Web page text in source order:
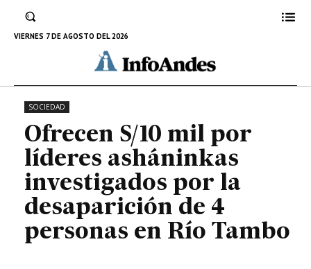
VIERNES 7 DE AGOSTO DEL 2026
desaparición de 4 personas en
Río Tambo
2 DE SEPTIEMBRE DE 2024
SOCIEDAD
Ofrecen S/10 mil por
líderes asháninkas
investigados por la
desaparición de 4
personas en Río Tambo